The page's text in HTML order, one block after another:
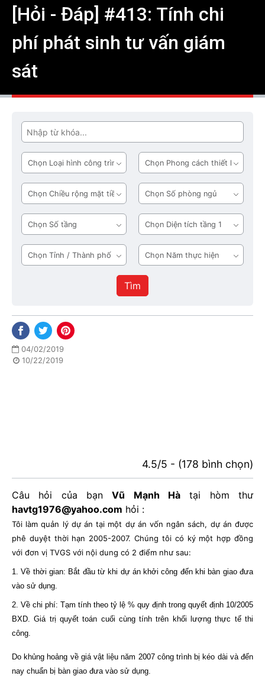
[Hỏi - Đáp] #413: Tính chi
phí phát sinh tư vấn giám
sát
Tìm
Loại
hình
công
trình
Phong
cách
thiết
kế
Chiều
rộng
mặt
tiền
Số
phòng
ngủ
Số
tầng
Diện
tích
tầng
1
Tỉnh
/
Năm
thực
hiện
Tìm
04/02/2019
10/22/2019
4.5/5 - (178 bình chọn)
Câu hỏi của bạnVũ Mạnh Hà tại hòm thư
havtg1976@yahoo.com hỏi :
Tôi làm quản lý dự án tại một dự án vốn ngân sách, dự án được
phê duyệt thời hạn 2005-2007. Chúng tôi có ký một hợp đồng
với đơn vị TVGS với nội dung có 2 điểm như sau:
1. Về thời gian: Bắt đầu từ khi dự án khởi công đến khi bàn giao đưa
vào sử dụng.
2. Về chi phí: Tạm tính theo tỷ lệ % quy định trong quyết định 10/2005
BXD. Giá trị quyết toán cuối cùng tính trên khối lượng thực tế thi
công.
Do khủng hoảng về giá vật liệu năm 2007 công trình bị kéo dài và đến
nay chuẩn bị bàn giao đưa vào sử dụng.